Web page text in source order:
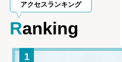
アクセスランキング
Ranking
1